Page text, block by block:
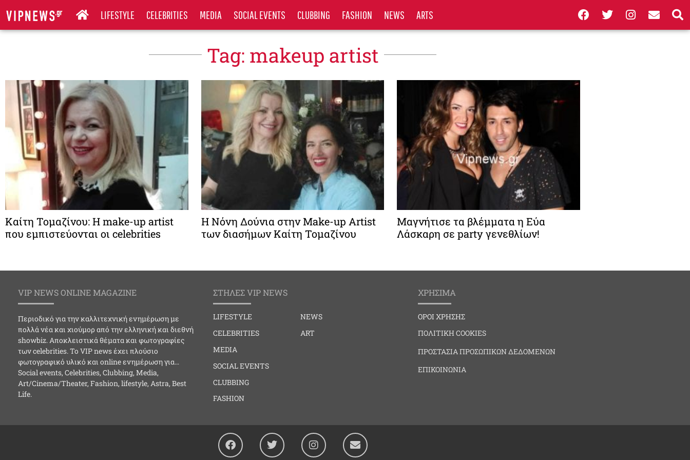
LIFESTYLE CELEBRITIES MEDIA SOCIAL EVENTS CLUBBING FASHION NEWS ARTS
Tag: makeup artist
Καίτη Τομαζίνου: Η make-up artist
που εμπιστεύονται οι celebrities
Η Νόνη Δούνια στην Make-up Artist
των διασήμων Καίτη Τομαζίνου
Μαγνήτισε τα βλέμματα η Εύα
Λάσκαρη σε party γενεθλίων!
VIP NEWS ONLINE MAGAZINE
Περιοδικό για την καλλιτεχνική ενημέρωση με
πολλά νέα και χιούμορ από την ελληνική και διεθνή
showbiz. Αποκλειστικά θέματα και φωτογραφίες
των celebrities. Το VIP news έχει πλούσιο
φωτογραφικό υλικό και online ενημέρωση για…
Social events, Celebrities, Clubbing, Media,
Art/Cinema/Theater, Fashion, lifestyle, Astra, Best
Life.
ΣΤΗΛΕΣ VIP NEWS
LIFESTYLE
CELEBRITIES
MEDIA
SOCIAL EVENTS
CLUBBING
FASHION
NEWS
ART
ΧΡΗΣΙΜΑ
ΟΡΟΙ ΧΡΗΣΗΣ
ΠΟΛΙΤΙΚΗ COOKIES
ΠΡΟΣΤΑΣΙΑ ΠΡΟΣΩΠΙΚΩΝ ΔΕΔΟΜΕΝΩΝ
ΕΠΙΚΟΙΝΩΝΙΑ